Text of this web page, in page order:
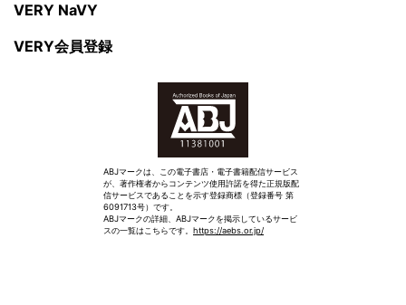
VERY NaVY
VERY会員登録
ABJマークは、この電子書店・電子書籍配信サービス
が、著作権者からコンテンツ使用許諾を得た正規版配
信サービスであることを示す登録商標（登録番号 第
6091713号）です。
ABJマークの詳細、ABJマークを掲示しているサービ
スの一覧はこちらです。 https://aebs.or.jp/